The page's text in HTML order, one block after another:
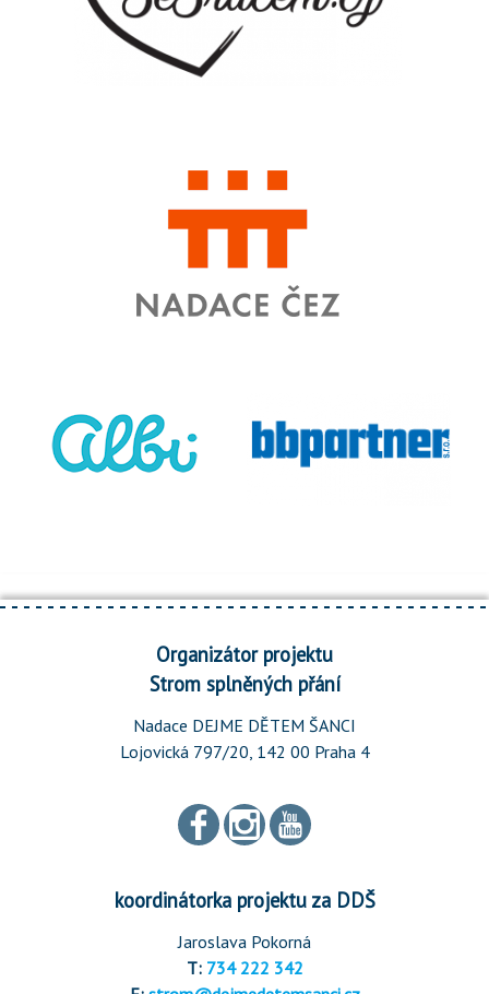
Organizátor projektu
Strom splněných přání
Nadace DEJME DĚTEM ŠANCI
Lojovická 797/20, 142 00 Praha 4
koordinátorka projektu za DDŠ
Jaroslava Pokorná
T: 734 222 342